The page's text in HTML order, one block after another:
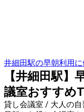
井細田駅の早朝利用
【井細田駅】
議室おすすめ
貸し会議室 / 大人の自